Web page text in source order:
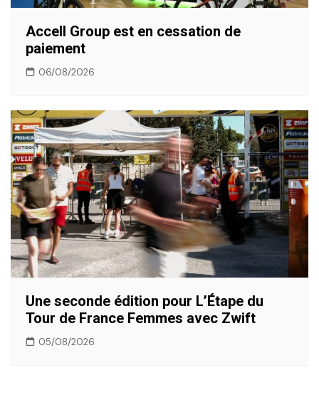
Accell Group est en cessation de
paiement
06/08/2026
Une seconde édition pour L’Étape du
Tour de France Femmes avec Zwift
05/08/2026